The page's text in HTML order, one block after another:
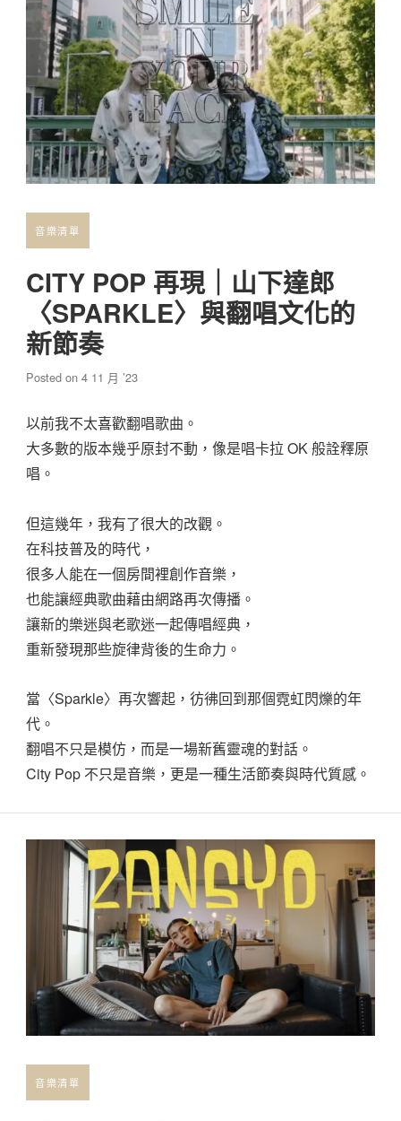
音樂清單
CITY POP 再現｜山下達郎
〈SPARKLE〉與翻唱文化的
新節奏
Posted on4 11 月 ’23
以前我不太喜歡翻唱歌曲。
大多數的版本幾乎原封不動，像是唱卡拉 OK 般詮釋原
唱。
但這幾年，我有了很大的改觀。
在科技普及的時代，
很多人能在一個房間裡創作音樂，
也能讓經典歌曲藉由網路再次傳播。
讓新的樂迷與老歌迷一起傳唱經典，
重新發現那些旋律背後的生命力。
當〈Sparkle〉再次響起，彷彿回到那個霓虹閃爍的年
代。
翻唱不只是模仿，而是一場新舊靈魂的對話。
City Pop 不只是音樂，更是一種生活節奏與時代質感。
音樂清單